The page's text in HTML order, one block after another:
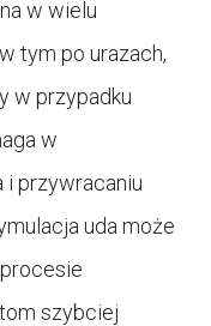
w wielu
tym po urazach,
w przypadku
w
i przywracaniu
uda może
szybciej